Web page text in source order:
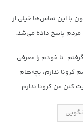
با این تماس‌ها خیلی از
مردم پاسخ داده می‌شد.
تا خودم را معرفی
کرونا ندارم، بچه‌هام
کنن من کرونا ندارم ….